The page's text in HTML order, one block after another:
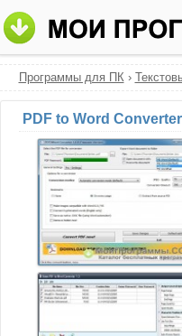
Программы для ПК›
PDF to Word